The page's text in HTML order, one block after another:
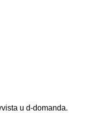
u d-domanda.